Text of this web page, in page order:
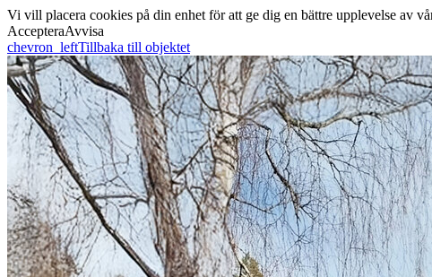
Vi vill placera cookies på din enhet för att ge dig en bättre upplevelse av
AccepteraAvvisa
chevron_leftTillbaka till objektet